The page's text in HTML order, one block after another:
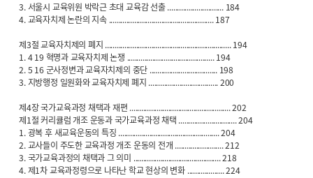
3. 서울시 교육위원 박락근 초대 교육감 선출 ............................. 184
4. 교육자치제 논란의 지속 ...................................................... 187
제3절 교육자치제의 폐지 ................................................................. 194
1. 4 19 혁명과 교육자치제 논쟁 ............................................. 194
2. 5 16 군사정변과 교육자치제의 중단 ................................... 198
3. 지방행정 일원화와 교육자치제 폐지 .................................... 200
제4장 국가교육과정 채택과 재편 .................................................... 202
제1절 커리큘럼 개조 운동과 국가교육과정 채택 .............................. 204
1. 광복 후 새교육운동의 특징 .................................................... 204
2. 교사들이 주도한 교육과정 개조 운동의 전개 ......................... 212
3. 국가교육과정의 채택과 그 의미 ............................................. 218
4. 제1차 교육과정령으로 나타난 학교 현상의 변화 ................... 224